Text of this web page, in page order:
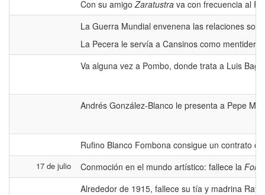
Con su amigoZaratustra va con frecuencia al
La Guerra Mundial envenena las relaciones
La Pecera le servía a Cansinos como
Va alguna vez a Pombo, donde trata a Luis
Andrés González-Blanco le presenta a Pepe
Rufino Blanco Fombona consigue un contrato
17 de julio Conmoción en el mundo artístico: fallece la
Alrededor de 1915, fallece su tía y madrina